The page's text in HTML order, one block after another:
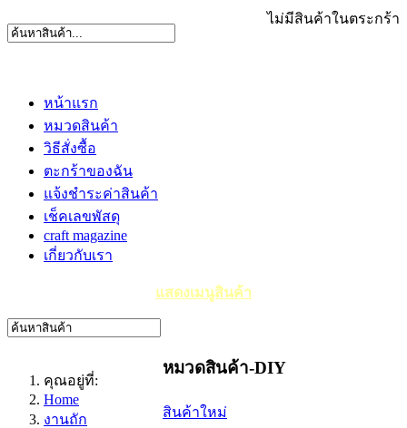
ไม่มีสินค้าในตระกร้า
หน้าแรก
หมวดสินค้า
วิธีสั่งซื้อ
ตะกร้าของฉัน
แจ้งชำระค่าสินค้า
เช็คเลขพัสดุ
craft magazine
เกี่ยวกับเรา
แสดงเมนูสินค้า
คุณอยู่ที่:
Home
งานถัก
หมวดสินค้า-DIY
สินค้าใหม่